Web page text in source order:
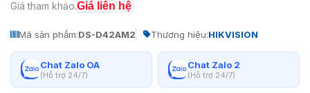
Giá tham khảo:Giá liên hệ
Mã sản phẩm:DS-D42AM2 Thương hiệu:HIKVISION
Chat Zalo OA
(Hỗ trợ 24/7)
Chat Zalo 2
(Hỗ trợ 24/7)